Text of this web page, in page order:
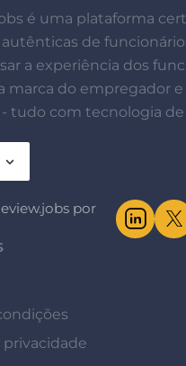
é uma plataforma
autênticas de
a experiência dos
marca do empregador e
- tudo com tecnologia de
por
privacidade